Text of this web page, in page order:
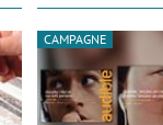
CAMPAGNE